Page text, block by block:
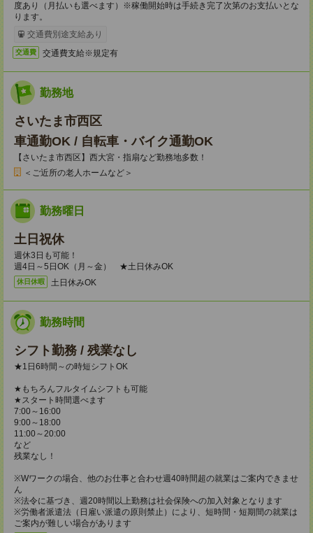
度あり（月払いも選べます）※稼働開始時は手続き完了次第のお支払いとな
ります。
交通費別途支給あり
交通費 交通費支給※規定有
勤務地
さいたま市西区
車通勤OK / 自転車・バイク通勤OK
【さいたま市西区】西大宮・指扇など勤務地多数！
＜ご近所の老人ホームなど＞
勤務曜日
土日祝休
週休3日も可能！
週4日～5日OK（月～金） ★土日休みOK
休日休暇 土日休みOK
勤務時間
シフト勤務 / 残業なし
★1日6時間～の時短シフトOK
★もちろんフルタイムシフトも可能
★スタート時間選べます
7:00～16:00
9:00～18:00
11:00～20:00
など
残業なし！
※Wワークの場合、他のお仕事と合わせ週40時間超の就業はご案内できませ
ん
※法令に基づき、週20時間以上勤務は社会保険への加入対象となります
※労働者派遣法（日雇い派遣の原則禁止）により、短時間・短期間の就業は
ご案内が難しい場合があります